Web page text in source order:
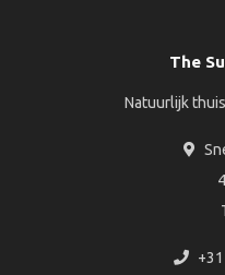
The
Natuurlijk